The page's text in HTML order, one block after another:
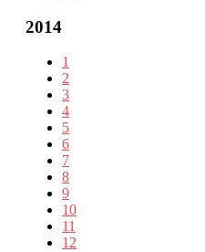
2014
1
2
3
4
5
6
7
8
9
10
11
12